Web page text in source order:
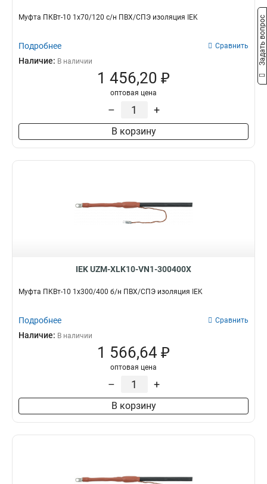
Муфта ПКВт-10 1х70/120 с/н ПВХ/СПЭ изоляция IEK
Подробнее Сравнить
Наличие: В наличии
1 456,20 ₽
оптовая цена
– +
В корзину
IEK UZM-XLK10-VN1-300400X
Муфта ПКВт-10 1х300/400 б/н ПВХ/СПЭ изоляция IEK
Подробнее Сравнить
Наличие: В наличии
1 566,64 ₽
оптовая цена
– +
В корзину
Задать вопрос